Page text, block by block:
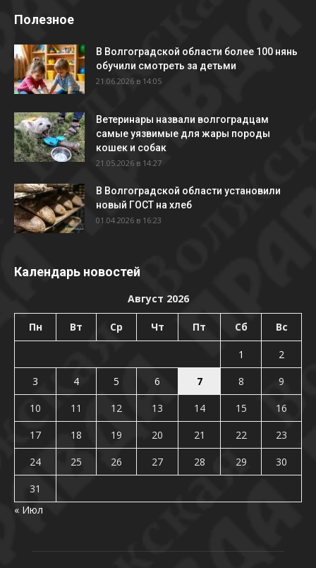
Полезное
В Волгоградской области более 100 нянь
обучили смотреть за детьми
21.06.2026 в 14:05
Ветеринары назвали волгоградцам
самые уязвимые для жары породы
кошек и собак
21.05.2026 в 14:27
В Волгоградской области установили
новый ГОСТ на хлеб
01.04.2026 в 16:23
Календарь новостей
Август 2026
Пн Вт Ср Чт Пт Сб Вс
1
2
3
4 5 6 7 8
9
10
11 12 13 14 15
16
17
18 19 20 21 22
23
24
25 26 27 28 29
30
31
« Июл